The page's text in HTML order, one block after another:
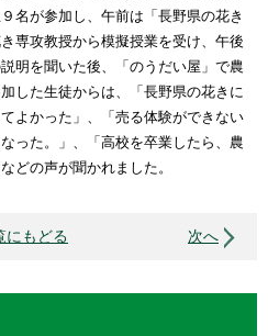
名が参加し、午前は「長野県の花き
専攻教授から模擬授業を受け、午後
明を聞いた後、「のうだい屋」で農
した生徒からは、「長野県の花きに
よかった」、「売る体験ができない
った。」、「高校を卒業したら、農
どの声が聞かれました。
にもどる 次へ